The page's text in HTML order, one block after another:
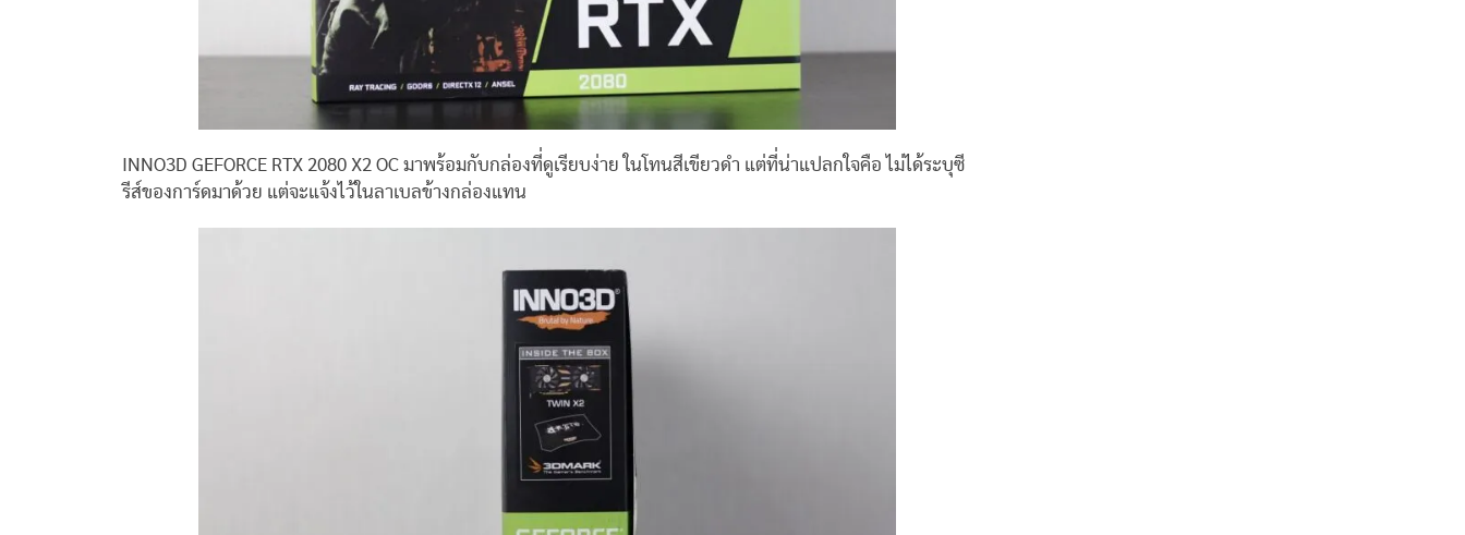
INNO3D GEFORCE RTX 2080 X2 OC มาพร้อมกับกล่องที่ดูเรียบง่าย ในโทนสีเขียวดำ แต่ที่น่าแปลกใจคือ ไม่ได้ระบุซี
รีส์ของการ์ดมาด้วย แต่จะแจ้งไว้ในลาเบลข้างกล่องแทน